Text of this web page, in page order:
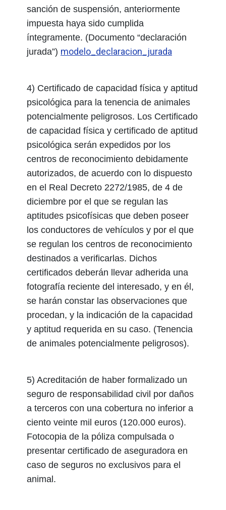
sanción de suspensión, anteriormente
impuesta haya sido cumplida
íntegramente. (Documento “declaración
jurada”) modelo_declaracion_jurada
4) Certificado de capacidad física y aptitud
psicológica para la tenencia de animales
potencialmente peligrosos. Los Certificado
de capacidad física y certificado de aptitud
psicológica serán expedidos por los
centros de reconocimiento debidamente
autorizados, de acuerdo con lo dispuesto
en el Real Decreto 2272/1985, de 4 de
diciembre por el que se regulan las
aptitudes psicofísicas que deben poseer
los conductores de vehículos y por el que
se regulan los centros de reconocimiento
destinados a verificarlas. Dichos
certificados deberán llevar adherida una
fotografía reciente del interesado, y en él,
se harán constar las observaciones que
procedan, y la indicación de la capacidad
y aptitud requerida en su caso. (Tenencia
de animales potencialmente peligrosos).
5) Acreditación de haber formalizado un
seguro de responsabilidad civil por daños
a terceros con una cobertura no inferior a
ciento veinte mil euros (120.000 euros).
Fotocopia de la póliza compulsada o
presentar certificado de aseguradora en
caso de seguros no exclusivos para el
animal.